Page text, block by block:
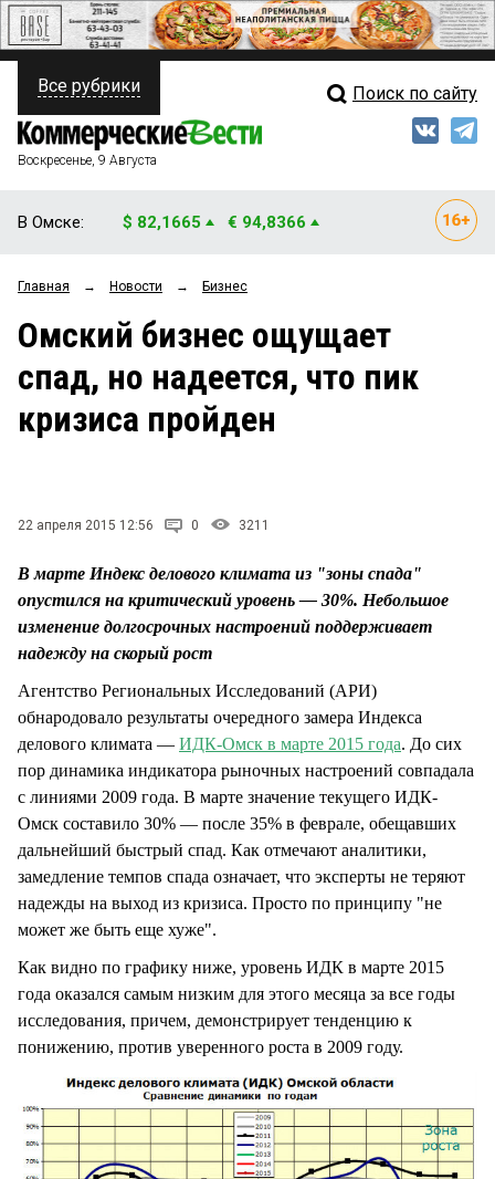
ПОЛИТИКА
ФИНАНСЫ
ОБЩЕСТВО
ЗАКОН
НОВОСТИ КОМПАНИЙ
Свежий выпуск
Рейтинги
Блоги
Все рубрики Поиск по сайту
Воскресенье, 9 Августа
В Омске: $ 82,1665 € 94,8366
Главная → Новости → Бизнес
Омский бизнес ощущает
спад, но надеется, что пик
кризиса пройден
22 апреля 2015 12:56 0 3211
В марте Индекс делового климата из "зоны спада"
опустился на критический уровень — 30%. Небольшое
изменение долгосрочных настроений поддерживает
надежду на скорый рост
Агентство Региональных Исследований (АРИ)
обнародовало результаты очередного замера Индекса
делового климата — ИДК-Омск в марте 2015 года. До сих
пор динамика индикатора рыночных настроений совпадала
с линиями 2009 года. В марте значение текущего ИДК-
Омск составило 30% — после 35% в феврале, обещавших
дальнейший быстрый спад. Как отмечают аналитики,
замедление темпов спада означает, что эксперты не теряют
надежды на выход из кризиса. Просто по принципу "не
может же быть еще хуже".
Как видно по графику ниже, уровень ИДК в марте 2015
года оказался самым низким для этого месяца за все годы
исследования, причем, демонстрирует тенденцию к
понижению, против уверенного роста в 2009 году.